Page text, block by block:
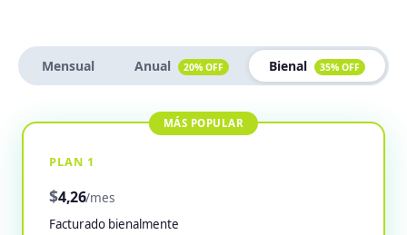
Mensual Anual 20% OFF Bienal 35% OFF
PLAN 1
$4,26/mes
Facturado bienalmente